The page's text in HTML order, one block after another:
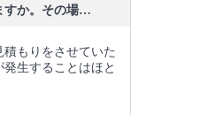
すか。その場…
もりをさせていた
生することはほと